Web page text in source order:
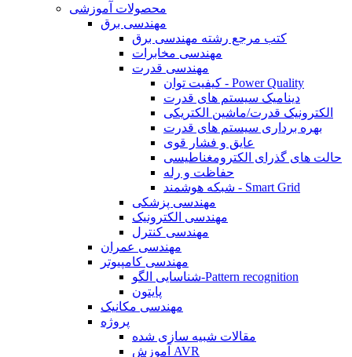
محصولات آموزشی
مهندسی برق
کتب مرجع رشته مهندسی برق
مهندسی مخابرات
مهندسی قدرت
کیفیت توان - Power Quality
دینامیک سیستم های قدرت
الکترونیک قدرت/ماشین الکتریکی
بهره برداری سیستم های قدرت
عایق و فشار قوی
حالت های گذرای الکترومغناطیسی
حفاظت و رله
شبکه هوشمند - Smart Grid
مهندسی پزشکی
مهندسی الکترونیک
مهندسی کنترل
مهندسی عمران
مهندسی کامپیوتر
شناسایی الگو-Pattern recognition
پایتون
مهندسی مکانیک
پروژه
مقالات شبیه سازی شده
آموزش AVR